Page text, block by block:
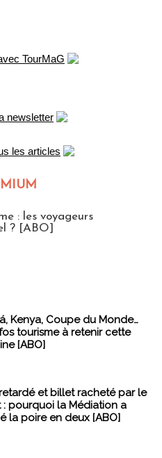
: les voyageurs
? [ABO]
Kenya, Coupe du Monde…
tourisme à retenir cette
[ABO]
et billet racheté par le
: pourquoi la Médiation a
la poire en deux [ABO]